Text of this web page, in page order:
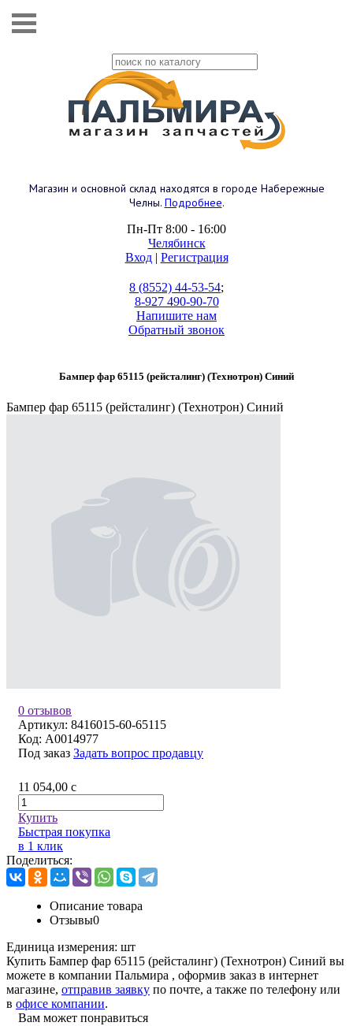
Магазин и основной склад находятся в городе Набережные
Челны. Подробнее.
Пн-Пт 8:00 - 16:00
Челябинск
Вход| Регистрация
8 (8552) 44-53-54;
8-927 490-90-70
Напишите нам
Обратный звонок
Бампер фар 65115 (рейсталинг) (Технотрон) Синий
Бампер фар 65115 (рейсталинг) (Технотрон) Синий
0 отзывов
Артикул: 8416015-60-65115
Код: A0014977
Под заказ Задать вопрос продавцу
11 054,00 c
Купить
Быстрая покупка
в 1 клик
Поделиться:
Описание товара
Отзывы0
Единица измерения: шт
Купить Бампер фар 65115 (рейсталинг) (Технотрон) Синий вы
можете в компании Пальмира , оформив заказ в интернет
магазине, отправив заявку по почте, а также по телефону или
в офисе компании.
Вам может понравиться